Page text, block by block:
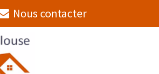
Nous contacter